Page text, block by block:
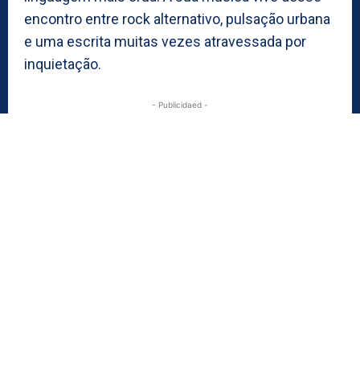
encontro entre rock alternativo, pulsação urbana
e uma escrita muitas vezes atravessada por
inquietação.
- Publicidaed -